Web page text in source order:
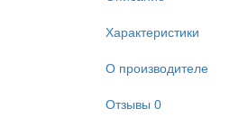
Характеристики
О производителе
Отзывы 0